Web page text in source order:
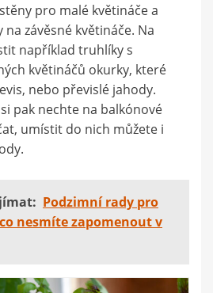
pro malé květináče a
závěsné květináče. Na
například truhlíky s
květináčů okurky, které
nebo převislé jahody.
pak nechte na balkónové
umístit do nich můžete i
Podzimní rady pro
nesmíte zapomenout v